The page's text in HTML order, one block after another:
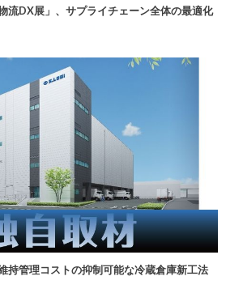
流DX展」、サプライチェーン全体の最適化
持管理コストの抑制可能な冷蔵倉庫新工法